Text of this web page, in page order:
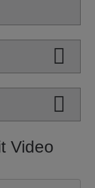
Video